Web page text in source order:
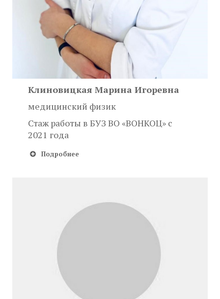
Клиновицкая Марина Игоревна
медицинский физик
Стаж работы в БУЗ ВО «ВОНКОЦ» с
2021 года
Подробнее